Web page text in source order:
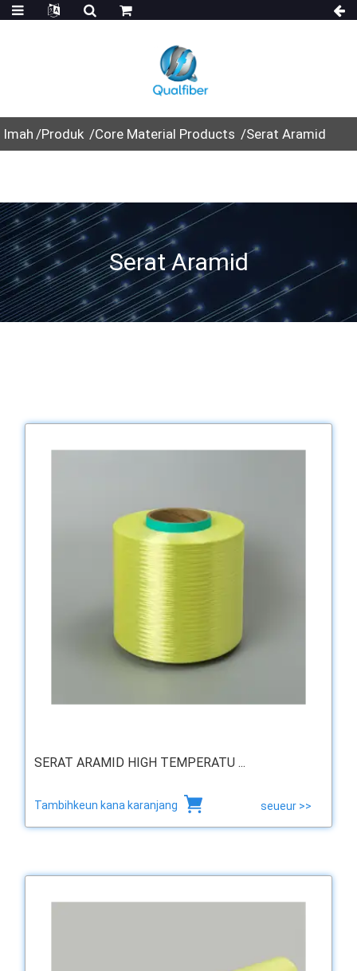
Imah Produk Core Material Products Serat Aramid
Serat Aramid
SERAT ARAMID HIGH TEMPERATU ...
Tambihkeun kana karanjang seueur >>